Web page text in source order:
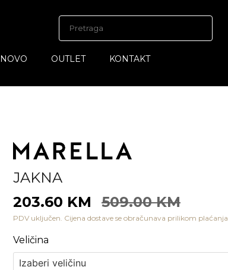
NOVO OUTLET KONTAKT
JAKNA
203.60 KM
509.00 KM
PDV uključen. Cijena dostave se obračunava prilikom plaćanja.
Veličina